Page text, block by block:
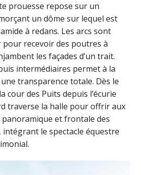
prouesse repose sur un
un dôme sur lequel est
à redans. Les arcs sont
pour recevoir des poutres à
les façades d’un trait.
intermédiaires permet à la
transparence totale. Dès le
cour des Puits depuis l’écurie
traverse la halle pour offrir aux
et frontale des
le spectacle équestre